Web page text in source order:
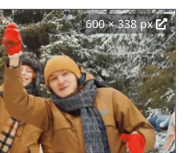
600 × 338 px